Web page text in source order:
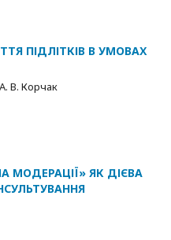
ПІДЛІТКІВ В УМОВАХ
В. Корчак
МОДЕРАЦІЇ» ЯК ДІЄВА